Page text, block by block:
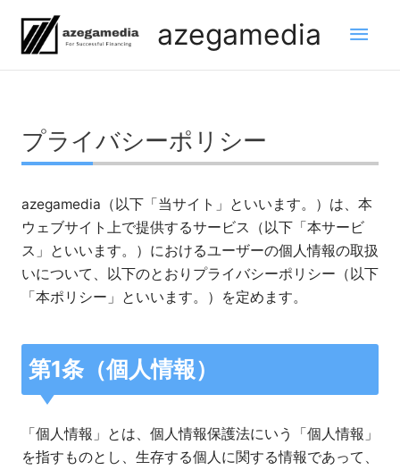
azegamedia
メ
イ
ニ
ュ
ー
プライバシーポリシー
azegamedia（以下「当サイト」といいます。）は、本
ウェブサイト上で提供するサービス（以下「本サービ
ス」といいます。）におけるユーザーの個人情報の取扱
いについて、以下のとおりプライバシーポリシー（以下
「本ポリシー」といいます。）を定めます。
第1条（個人情報）
「個人情報」とは、個人情報保護法にいう「個人情報」
を指すものとし、生存する個人に関する情報であって、